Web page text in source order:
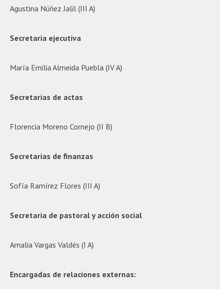
Agustina Núñez Jalil (III A)
Secretaria ejecutiva
María Emilia Almeida Puebla (IV A)
Secretarias de actas
Florencia Moreno Cornejo (II B)
Secretarias de finanzas
Sofía Ramírez Flores (III A)
Secretaria de pastoral y acción social
Amalia Vargas Valdés (I A)
Encargadas de relaciones externas: